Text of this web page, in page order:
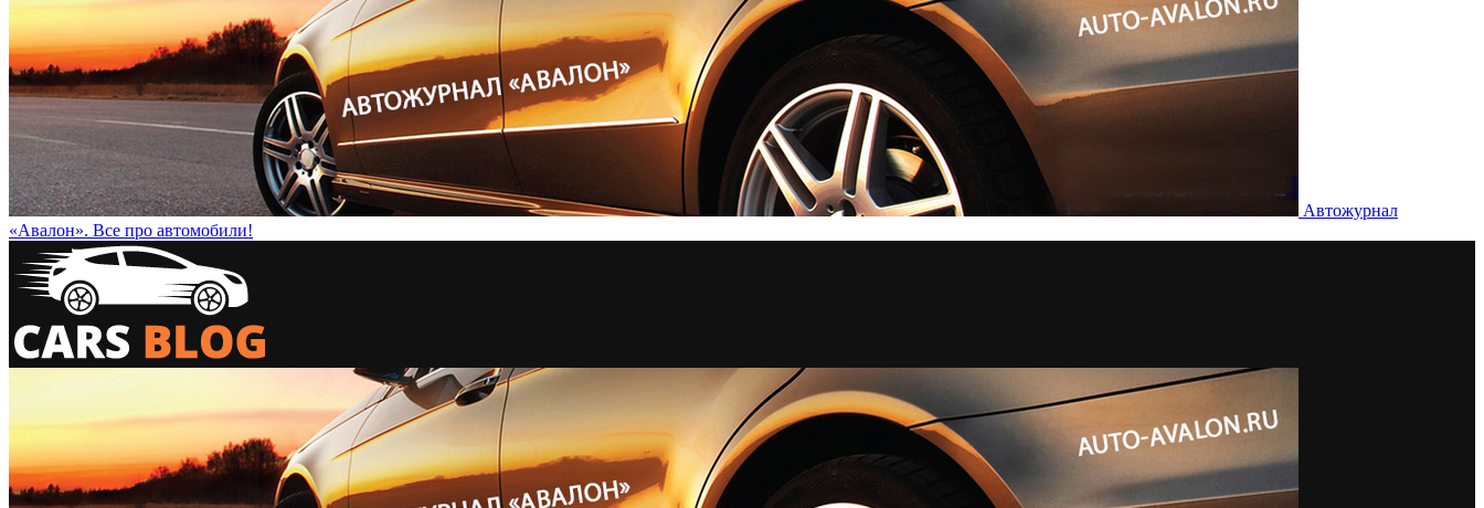
Автожурнал
«Авалон». Все про автомобили!